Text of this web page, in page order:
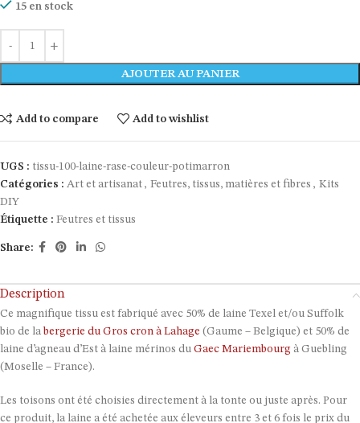
15 en stock
AJOUTER AU PANIER
Add to compare Add to wishlist
UGS : tissu-100-laine-rase-couleur-potimarron
Catégories : Art et artisanat , Feutres, tissus, matières et fibres , Kits
DIY
Étiquette : Feutres et tissus
Share:
Description
Ce magnifique tissu est fabriqué avec 50% de laine Texel et/ou Suffolk
bio de la bergerie du Gros cron à Lahage (Gaume – Belgique) et 50% de
laine d’agneau d’Est à laine mérinos du Gaec Mariembourg à Guebling
(Moselle – France).
Les toisons ont été choisies directement à la tonte ou juste après. Pour
ce produit, la laine a été achetée aux éleveurs entre 3 et 6 fois le prix du